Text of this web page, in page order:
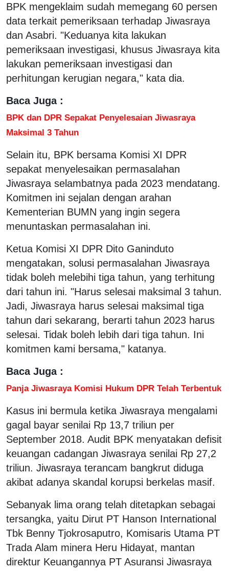
BPK mengeklaim sudah memegang 60 persen
data terkait pemeriksaan terhadap Jiwasraya
dan Asabri. "Keduanya kita lakukan
pemeriksaan investigasi, khusus Jiwasraya kita
lakukan pemeriksaan investigasi dan
perhitungan kerugian negara," kata dia.
Baca Juga :
BPK dan DPR Sepakat Penyelesaian Jiwasraya
Maksimal 3 Tahun
Selain itu, BPK bersama Komisi XI DPR
sepakat menyelesaikan permasalahan
Jiwasraya selambatnya pada 2023 mendatang.
Komitmen ini sejalan dengan arahan
Kementerian BUMN yang ingin segera
menuntaskan permasalahan ini.
Ketua Komisi XI DPR Dito Ganinduto
mengatakan, solusi permasalahan Jiwasraya
tidak boleh melebihi tiga tahun, yang terhitung
dari tahun ini. "Harus selesai maksimal 3 tahun.
Jadi, Jiwasraya harus selesai maksimal tiga
tahun dari sekarang, berarti tahun 2023 harus
selesai. Tidak boleh lebih dari tiga tahun. Ini
komitmen kami bersama," katanya.
Baca Juga :
Panja Jiwasraya Komisi Hukum DPR Telah Terbentuk
Kasus ini bermula ketika Jiwasraya mengalami
gagal bayar senilai Rp 13,7 triliun per
September 2018. Audit BPK menyatakan defisit
keuangan cadangan Jiwasraya senilai Rp 27,2
triliun. Jiwasraya terancam bangkrut diduga
akibat adanya skandal korupsi berkelas masif.
Sebanyak lima orang telah ditetapkan sebagai
tersangka, yaitu Dirut PT Hanson International
Tbk Benny Tjokrosaputro, Komisaris Utama PT
Trada Alam minera Heru Hidayat, mantan
direktur Keuangannya PT Asuransi Jiwasraya